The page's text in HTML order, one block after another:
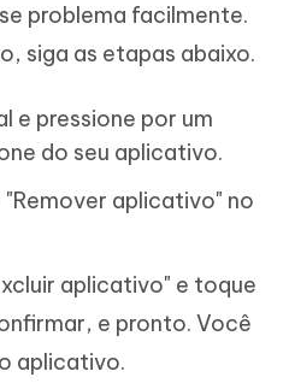
problema facilmente.
siga as etapas abaixo.
e pressione por um
do seu aplicativo.
aplicativo" no
aplicativo" e toque
e pronto. Você
aplicativo.